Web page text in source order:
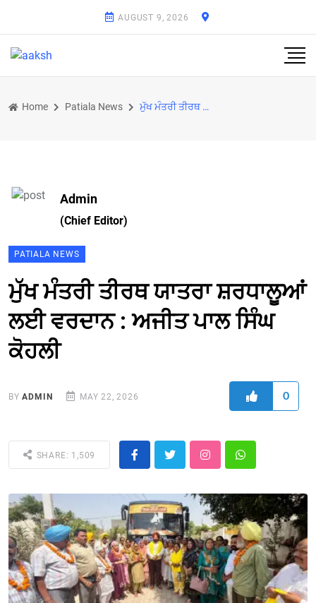
AUGUST 9, 2026
Home Patiala News ਮੁੱਖ ਮੰਤਰੀ ਤੀਰਥ ਯਾਤਰਾ ਸ਼ਰਧਾਲੂਆਂ ਲਈ ਵਰਦਾਨ : ਅਜੀਤ ਪਾਲ ਸਿੰਘ ਕੋਹਲੀ
Admin
(Chief Editor)
PATIALA NEWS
ਮੁੱਖ ਮੰਤਰੀ ਤੀਰਥ ਯਾਤਰਾ ਸ਼ਰਧਾਲੂਆਂ
ਲਈ ਵਰਦਾਨ : ਅਜੀਤ ਪਾਲ ਸਿੰਘ
ਕੋਹਲੀ
BYADMIN MAY 22, 2026 0
SHARE: 1,509